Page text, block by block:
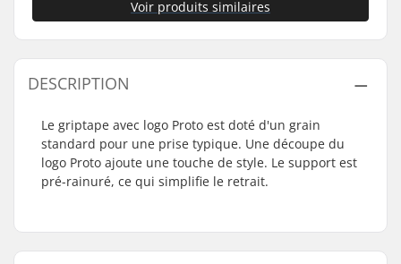
Voir produits similaires
DESCRIPTION
Le griptape avec logo Proto est doté d'un grain
standard pour une prise typique. Une découpe du
logo Proto ajoute une touche de style. Le support est
pré-rainuré, ce qui simplifie le retrait.